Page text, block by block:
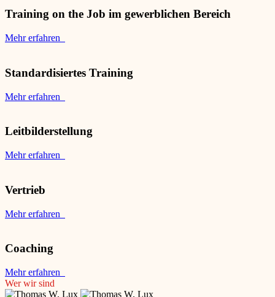
Training on the Job im gewerblichen Bereich
Mehr erfahren
Standardisiertes Training
Mehr erfahren
Leitbilderstellung
Mehr erfahren
Vertrieb
Mehr erfahren
Coaching
Mehr erfahren
Wer wir sind